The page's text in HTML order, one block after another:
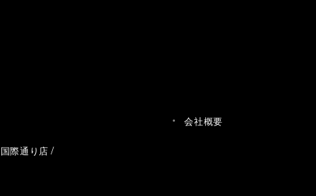
際通り店
会社概要